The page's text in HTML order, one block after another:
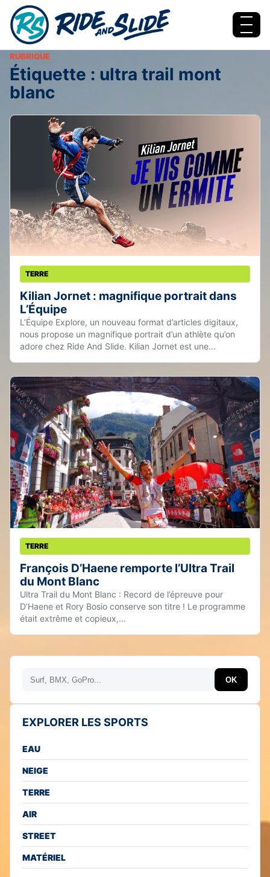
Aller au contenu
Menu
RUBRIQUE
Étiquette : ultra trail mont
blanc
TERRE
Kilian Jornet : magnifique portrait dans
L’Équipe
L’Équipe Explore, un nouveau format d’articles digitaux,
nous propose un magnifique portrait d’un athlète qu’on
adore chez Ride And Slide. Kilian Jornet est une...
TERRE
François D’Haene remporte l’Ultra Trail
du Mont Blanc
Ultra Trail du Mont Blanc : Record de l’épreuve pour
D’Haene et Rory Bosio conserve son titre ! Le programme
était extrême et copieux,...
Rechercher OK
EXPLORER LES SPORTS
EAU
NEIGE
TERRE
AIR
STREET
MATÉRIEL